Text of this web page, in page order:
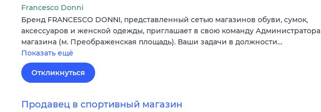
Francesco Donni
Бренд FRANCESCO DONNI, представленный сетью магазинов обуви, сумок,
аксессуаров и женской одежды, приглашает в свою команду Администратора
магазина (м. Преображенская площадь). Ваши задачи в должности…
Показать ещё
Откликнуться
Продавец в спортивный магазин